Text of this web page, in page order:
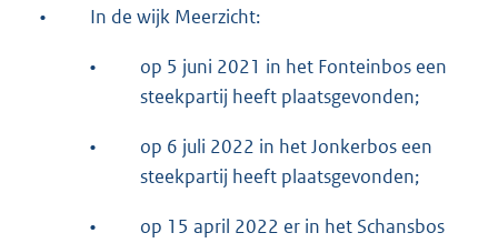
• In de wijk Meerzicht:
•
op 5 juni 2021 in het Fonteinbos een
steekpartij heeft plaatsgevonden;
•
op 6 juli 2022 in het Jonkerbos een
steekpartij heeft plaatsgevonden;
•
op 15 april 2022 er in het Schansbos